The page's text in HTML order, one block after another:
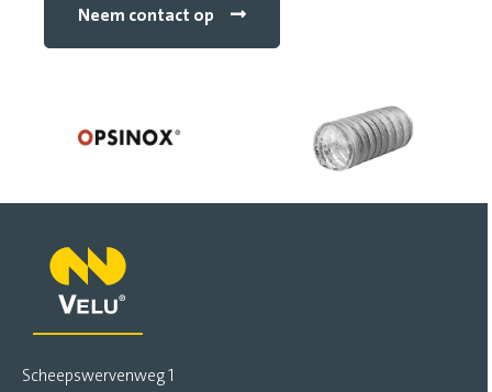
o
Neem contact op
Scheepswervenweg 1